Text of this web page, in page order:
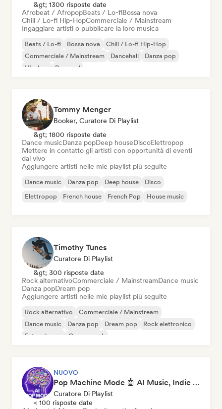
&gt; 1300 risposte date
Afrobeat / AfropopBeats / Lo-fiBossa nova
Chill / Lo-fi Hip-HopCommerciale / Mainstream
Ingaggiare artisti o pubblicare la loro musica
Beats / Lo-fi Bossa nova
Chill / Lo-fi Hip-Hop
Commerciale / Mainstream
Dancehall
Danza pop
Hip-hop
Pop soul
Tommy Menger
Booker, Curatore Di Playlist
&gt; 1800 risposte date
Dance musicDanza popDeep houseDiscoElettropop
Mettere in contatto gli artisti con opportunità di eventi
dal vivo
Aggiungere artisti nelle mie playlist più seguite
Dance music Danza pop Deep house
Disco
Elettropop
French house French Pop House music
Timothy Tunes
Curatore Di Playlist
&gt; 300 risposte date
Rock alternativoCommerciale / MainstreamDance music
Danza popDream pop
Aggiungere artisti nelle mie playlist più seguite
Rock alternativo
Commerciale / Mainstream
Dance music
Danza pop Dream pop
Rock elettronico
Future house
Garage rock
NUOVO
Pop Machine Mode 🤖 AI Music, Indie Pop & Dream Pop
Curatore Di Playlist
< 100 risposte date